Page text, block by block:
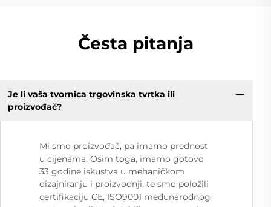
Česta pitanja
Je li vaša tvornica trgovinska tvrtka ili
proizvođač?
Mi smo proizvođač, pa imamo prednost
u cijenama. Osim toga, imamo gotovo
33 godine iskustva u mehaničkom
dizajniranju i proizvodnji, te smo položili
certifikaciju CE, ISO9001 međunarodnog